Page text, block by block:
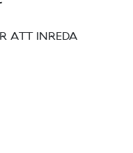
ATT INREDA